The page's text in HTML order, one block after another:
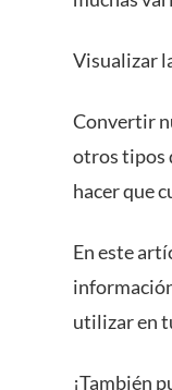
Visualizar
Convertir
otros tipos
hacer que
En este
utilizar en
¡También